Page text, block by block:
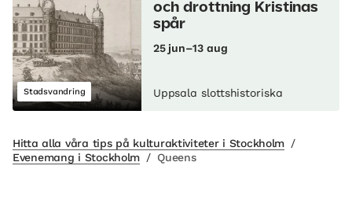
Stadsvandring
och drottning Kristinas
spår
25 jun–13 aug
Uppsala slottshistoriska
Hitta alla våra tips på kulturaktiviteter i Stockholm /
Evenemang i Stockholm / Queens